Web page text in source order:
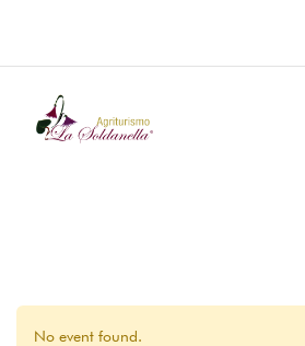
No event found.